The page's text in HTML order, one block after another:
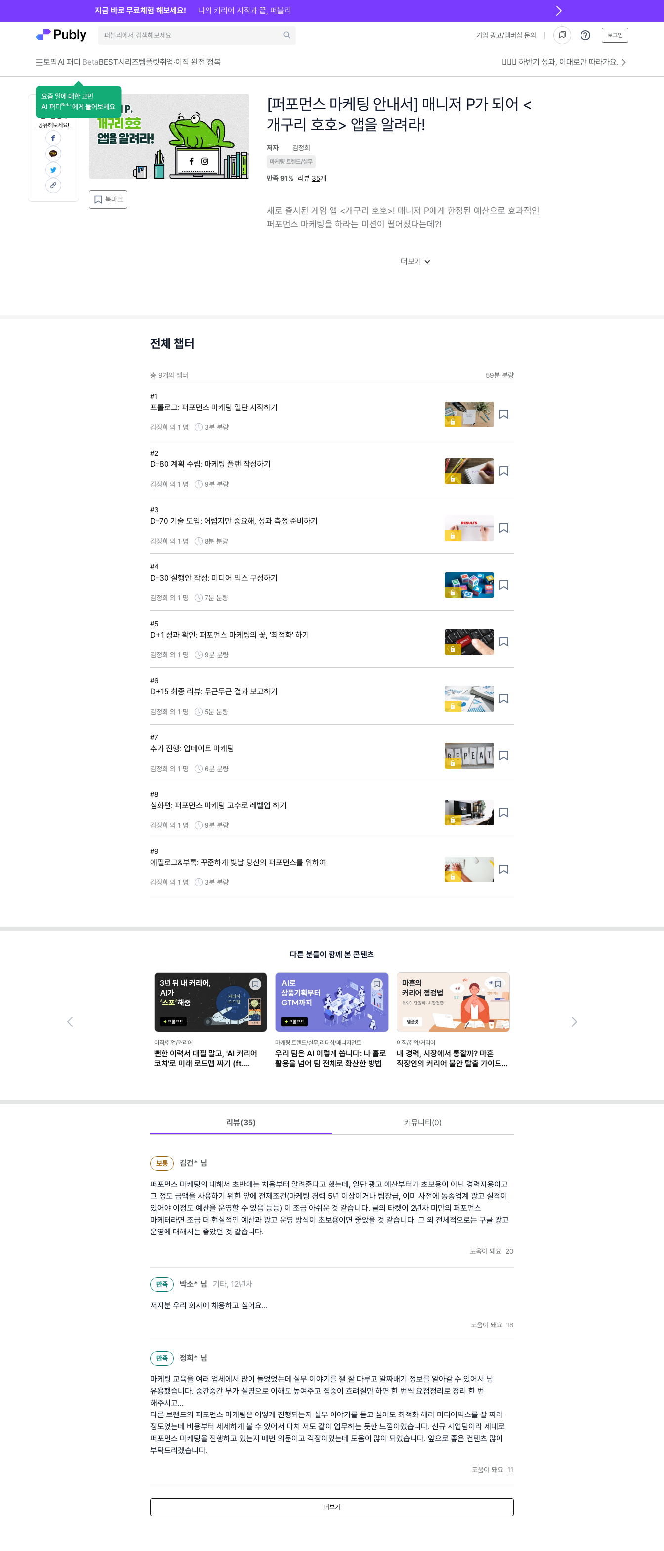
기업 광고/멤버십 문의 로그인
토픽AI 퍼디 Beta
요즘 일에 대한 고민
AI 퍼디 Beta 에게 물어보세요
BEST시리즈템플릿취업·이직 완전 정복 💁🏻‍♂️ 하반기 성과, 이대로만 따라가요.
지금 바로 무료체험 해보세요! 나의 커리어 시작과 끝, 퍼블리
지금 인사이트가
공유해보세요!
북마크
[퍼포먼스 마케팅 안내서] 매니저 P가 되어 <
개구리 호호> 앱을 알려라!
저자 김정희
마케팅 트렌드/실무
만족91% 리뷰 35개
새로 출시된 게임 앱 <개구리 호호>! 매니저 P에게 한정된 예산으로 효과적인
퍼포먼스 마케팅을 하라는 미션이 떨어졌다는데?!
더보기
전체 챕터
총 9개의 챕터 59분 분량
#1
프롤로그: 퍼포먼스 마케팅 일단 시작하기
김정희 외 1 명 3분 분량
#2
D-80 계획 수립: 마케팅 플랜 작성하기
김정희 외 1 명 9분 분량
#3
D-70 기술 도입: 어렵지만 중요해, 성과 측정 준비하기
김정희 외 1 명 8분 분량
#4
D-30 실행안 작성: 미디어 믹스 구성하기
김정희 외 1 명 7분 분량
#5
D+1 성과 확인: 퍼포먼스 마케팅의 꽃, '최적화' 하기
김정희 외 1 명 9분 분량
#6
D+15 최종 리뷰: 두근두근 결과 보고하기
김정희 외 1 명 5분 분량
#7
추가 진행: 업데이트 마케팅
김정희 외 1 명 6분 분량
#8
심화편: 퍼포먼스 마케팅 고수로 레벨업 하기
김정희 외 1 명 9분 분량
#9
에필로그&부록: 꾸준하게 빛날 당신의 퍼포먼스를 위하여
김정희 외 1 명 3분 분량
다른 분들이 함께 본 콘텐츠
이직/취업/커리어
뻔한 이력서 대필 말고, 'AI 커리어
코치'로 미래 로드맵 짜기 (ft.
마케팅 트렌드/실무,리더십/매니지먼트
우리 팀은 AI 이렇게 씁니다: 나 홀로
활용을 넘어 팀 전체로 확산한 방법
이직/취업/커리어
내 경력, 시장에서 통할까? 마흔
직장인의 커리어 불안 탈출 가이드
리뷰(35) 커뮤니티(0)
보통 김건* 님
퍼포먼스 마케팅의 대해서 초반에는 처음부터 알려준다고 했는데, 일단 광고 예산부터가 초보용이 아닌 경력자용이고
그 정도 금액을 사용하기 위한 앞에 전제조건(마케팅 경력 5년 이상이거나 팀장급, 이미 사전에 동종업계 광고 실적이
있어야 이정도 예산을 운영할 수 있음 등등) 이 조금 아쉬운 것 같습니다. 글의 타켓이 2년차 미만의 퍼포먼스
마케터라면 조금 더 현실적인 예산과 광고 운영 방식이 초보용이면 좋았을 것 같습니다. 그 외 전체적으로는 구글 광고
운영에 대해서는 좋았던 것 같습니다.
도움이 돼요 20
만족 박소* 님 기타, 12년차
저자분 우리 회사에 채용하고 싶어요...
도움이 돼요 18
만족 정희* 님
마케팅 교육을 여러 업체에서 많이 들었었는데 실무 이야기를 잴 잘 다루고 알짜배기 정보를 알아갈 수 있어서 넘
유용했습니다. 중간중간 부가 설명으로 이해도 높여주고 집중이 흐려질만 하면 한 번씩 요점정리로 정리 한 번
해주시고...
다른 브랜드의 퍼포먼스 마케팅은 어떻게 진행되는지 실무 이야기를 듣고 싶어도 최적화 해라 미디어믹스를 잘 짜라
정도였는데 비용부터 세세하게 볼 수 있어서 마치 저도 같이 업무하는 듯한 느낌이었습니다. 신규 사업팀이라 제대로
퍼포먼스 마케팅을 진행하고 있는지 매번 의문이고 걱정이었는데 도움이 많이 되었습니다. 앞으로 좋은 컨텐츠 많이
부탁드리겠습니다.
도움이 돼요 11
더보기